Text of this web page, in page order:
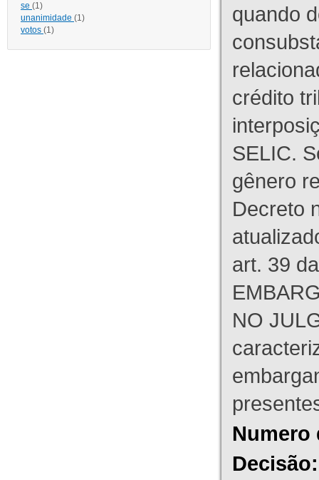
se (1)
unanimidade (1)
votos (1)
quando
crédito
SELIC.
gênero
Decreto
art. 39
NO
Numero
Decisão: